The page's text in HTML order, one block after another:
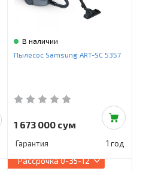
В наличии
Пылесос Samsung ART-SC 5357
1 673 000 сум
Гарантия 1 год
Рассрочка0-35-12